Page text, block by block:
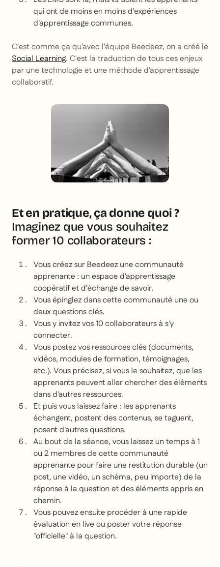
qui ont de moins en moins d'expériences
d'apprentissage communes.
C'est comme ça qu'avec l'équipe Beedeez, on a créé le
Social Learning. C'est la traduction de tous ces enjeux
par une technologie et une méthode d'apprentissage
collaboratif.
Et en pratique, ça donne quoi ?
Imaginez que vous souhaitez
former 10 collaborateurs :
Vous créez sur Beedeez une communauté
apprenante : un espace d'apprentissage
coopératif et d'échange de savoir.
Vous épinglez dans cette communauté une ou
deux questions clés.
Vous y invitez vos 10 collaborateurs à s'y
connecter.
Vous postez vos ressources clés (documents,
vidéos, modules de formation, témoignages,
etc.). Vous précisez, si vous le souhaitez, que les
apprenants peuvent aller chercher des éléments
dans d'autres ressources.
Et puis vous laissez faire : les apprenants
échangent, postent des contenus, se taguent,
posent d'autres questions.
Au bout de la séance, vous laissez un temps à 1
ou 2 membres de cette communauté
apprenante pour faire une restitution durable (un
post, une vidéo, un schéma, peu importe) de la
réponse à la question et des éléments appris en
chemin.
Vous pouvez ensuite procéder à une rapide
évaluation en live ou poster votre réponse
"officielle" à la question.